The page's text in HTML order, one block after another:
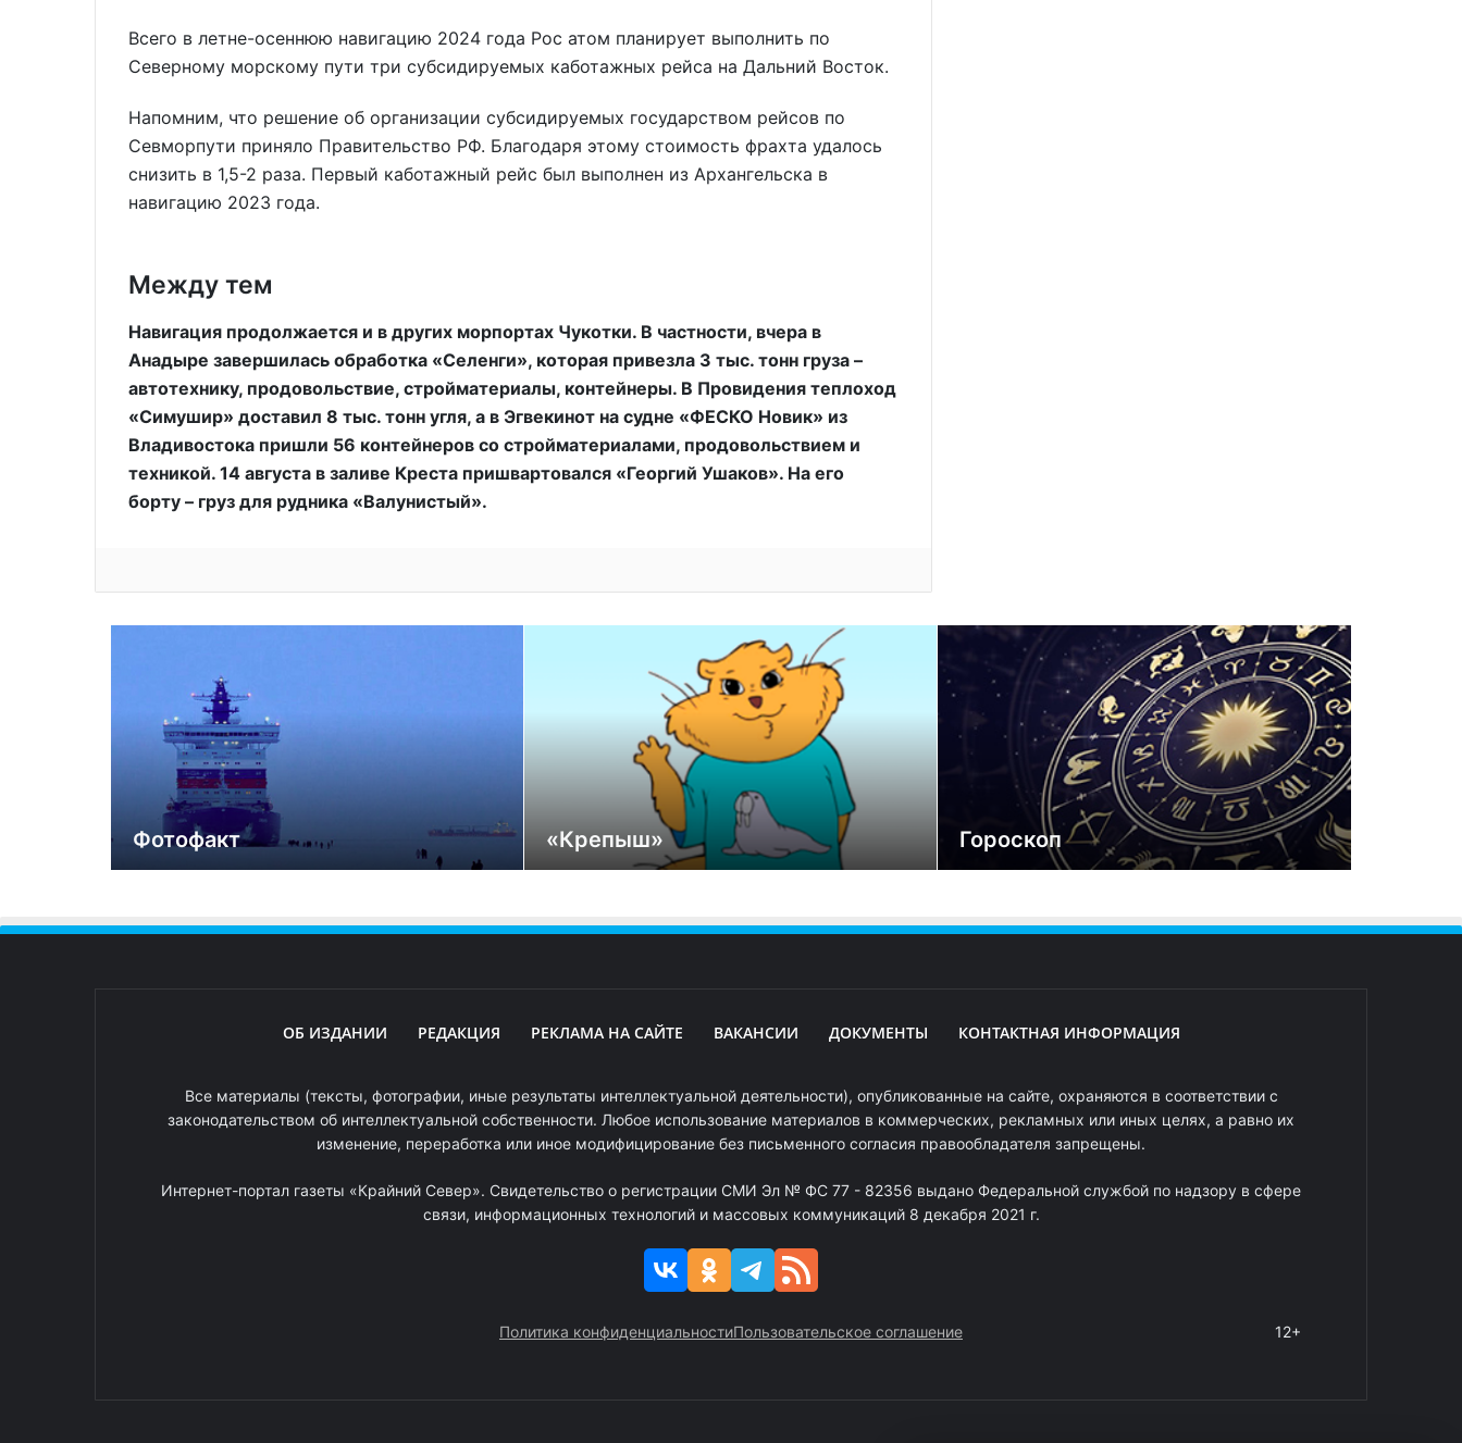
Всего в летне-осеннюю навигацию 2024 года Рос атом планирует выполнить по
Северному морскому пути три субсидируемых каботажных рейса на Дальний Восток.
Напомним, что решение об организации субсидируемых государством рейсов по
Севморпути приняло Правительство РФ. Благодаря этому стоимость фрахта удалось
снизить в 1,5-2 раза. Первый каботажный рейс был выполнен из Архангельска в
навигацию 2023 года.
Между тем
Навигация продолжается и в других морпортах Чукотки. В частности, вчера в
Анадыре завершилась обработка «Селенги», которая привезла 3 тыс. тонн груза –
автотехнику, продовольствие, стройматериалы, контейнеры. В Провидения теплоход
«Симушир» доставил 8 тыс. тонн угля, а в Эгвекинот на судне «ФЕСКО Новик» из
Владивостока пришли 56 контейнеров со стройматериалами, продовольствием и
техникой. 14 августа в заливе Креста пришвартовался «Георгий Ушаков». На его
борту – груз для рудника «Валунистый».
Фотофакт «Крепыш» Гороскоп
ОБ ИЗДАНИИ РЕДАКЦИЯ РЕКЛАМА НА САЙТЕ ВАКАНСИИ ДОКУМЕНТЫ КОНТАКТНАЯ ИНФОРМАЦИЯ
Все материалы (тексты, фотографии, иные результаты интеллектуальной деятельности), опубликованные на сайте, охраняются в соответствии с
законодательством об интеллектуальной собственности. Любое использование материалов в коммерческих, рекламных или иных целях, а равно их
изменение, переработка или иное модифицирование без письменного согласия правообладателя запрещены.
Интернет-портал газеты «Крайний Север». Свидетельство о регистрации СМИ Эл № ФС 77 - 82356 выдано Федеральной службой по надзору в сфере
связи, информационных технологий и массовых коммуникаций 8 декабря 2021 г.
Политика конфиденциальностиПользовательское соглашение 12+